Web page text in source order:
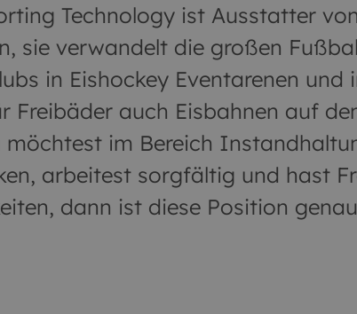
Technology ist Ausstatter
sie verwandelt die großen
in Eishockey Eventarenen und
Freibäder auch Eisbahnen auf
möchtest im Bereich
arbeitest sorgfältig und hast
dann ist diese Position